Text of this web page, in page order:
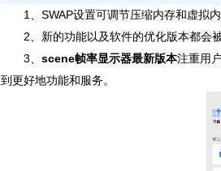
1、SWAP设置可调节压缩内存和虚拟内
2、新的功能以及软件的优化版本都会被
3、 scene帧率显示器最新版本注重用
到更好地功能和服务。